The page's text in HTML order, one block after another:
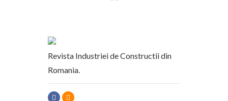
Revista Industriei de Constructii din
Romania.